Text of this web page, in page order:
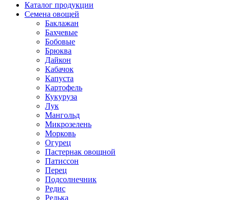
Каталог продукции
Семена овощей
Баклажан
Бахчевые
Бобовые
Брюква
Дайкон
Кабачок
Капуста
Картофель
Кукуруза
Лук
Мангольд
Микрозелень
Морковь
Огурец
Пастернак овощной
Патиссон
Перец
Подсолнечник
Редис
Редька